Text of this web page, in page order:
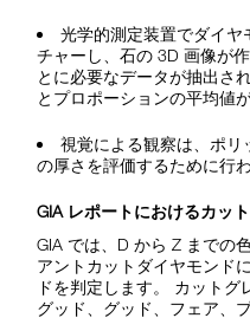
光学的測定装置でダイ
チャーし、石の 3D 画像が
とに必要なデータが抽出さ
とプロポーションの平均値
視覚による観察は、ポ
の厚さを評価するために行わ
GIA レポートにおけるカッ
GIA では、D から Z までの
アントカットダイヤモンド
ドを判定します。 カット
グッド、グッド、フェア、